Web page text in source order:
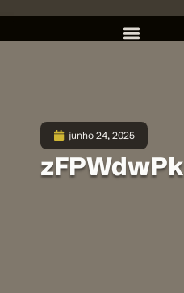
junho 24, 2025
zFPWdwPk